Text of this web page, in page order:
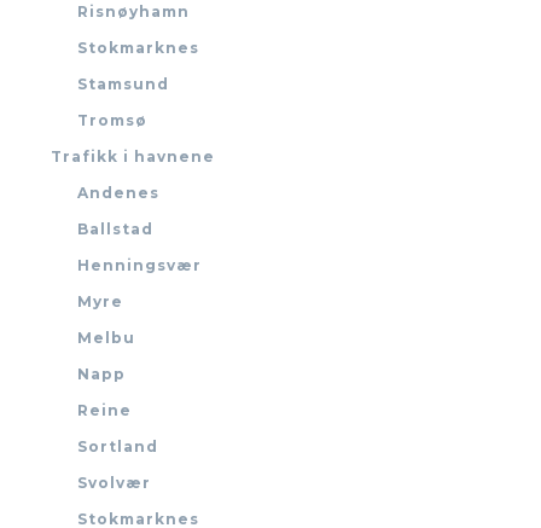
Risnøyhamn
Stokmarknes
Stamsund
Tromsø
Trafikk i havnene
Andenes
Ballstad
Henningsvær
Myre
Melbu
Napp
Reine
Sortland
Svolvær
Stokmarknes